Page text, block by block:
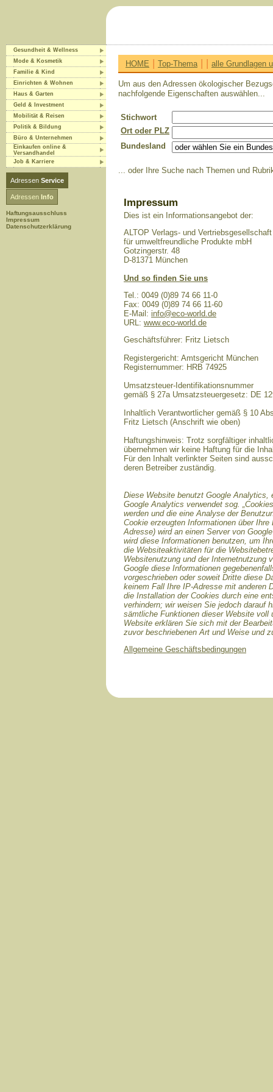
Gesundheit & Wellness
Mode & Kosmetik
Familie & Kind
Einrichten & Wohnen
Haus & Garten
Geld & Investment
Mobilität & Reisen
Politik & Bildung
Büro & Unternehmen
Einkaufen online &
Versandhandel
Job & Karriere
Adressen Service
Adressen Info
Haftungsausschluss
Impressum
Datenschutzerklärung
HOME | Top-Thema| | alle Grundlagen
Um aus den Adressen ökologischer
nachfolgende Eigenschaften auswählen...
Stichwort
Ort oder PLZ
Bundesland
... oder Ihre Suche nach Themen und
Impressum
Dies ist ein Informationsangebot der:
ALTOP Verlags- und Vertriebsgesellschaft
für umweltfreundliche Produkte mbH
Gotzingerstr. 48
D-81371 München
Und so finden Sie uns
Tel.: 0049 (0)89 74 66 11-0
Fax: 0049 (0)89 74 66 11-60
E-Mail: info@eco-world.de
URL: www.eco-world.de
Geschäftsführer: Fritz Lietsch
Registergericht: Amtsgericht München
Registernummer: HRB 74925
Umsatzsteuer-Identifikationsnummer
gemäß § 27a Umsatzsteuergesetz: DE
Inhaltlich Verantwortlicher gemäß § 10
Fritz Lietsch (Anschrift wie oben)
Haftungshinweis: Trotz sorgfältiger
übernehmen wir keine Haftung für die
Für den Inhalt verlinkter Seiten sind
deren Betreiber zuständig.
Diese Website benutzt Google Analytics,
Google Analytics verwendet sog.
werden und die eine Analyse der
Cookie erzeugten Informationen über
Adresse) wird an einen Server von
wird diese Informationen benutzen, um
die Websiteaktivitäten für die
Websitenutzung und der Internetnutzung
Google diese Informationen
vorgeschrieben oder soweit Dritte diese
keinem Fall Ihre IP-Adresse mit anderen
die Installation der Cookies durch eine
verhindern; wir weisen Sie jedoch darauf
sämtliche Funktionen dieser Website voll
Website erklären Sie sich mit der
zuvor beschriebenen Art und Weise und
Allgemeine Geschäftsbedingungen